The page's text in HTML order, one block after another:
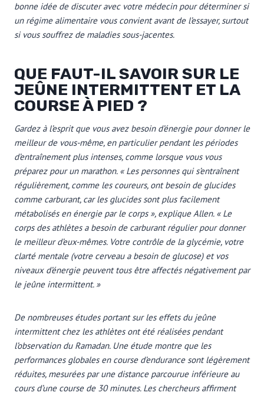
bonne idée de discuter avec votre médecin pour déterminer si
un régime alimentaire vous convient avant de l’essayer, surtout
si vous souffrez de maladies sous-jacentes.
QUE FAUT-IL SAVOIR SUR LE
JEÛNE INTERMITTENT ET LA
COURSE À PIED ?
Gardez à l’esprit que vous avez besoin d’énergie pour donner le
meilleur de vous-même, en particulier pendant les périodes
d’entraînement plus intenses, comme lorsque vous vous
préparez pour un marathon. « Les personnes qui s’entraînent
régulièrement, comme les coureurs, ont besoin de glucides
comme carburant, car les glucides sont plus facilement
métabolisés en énergie par le corps », explique Allen. « Le
corps des athlètes a besoin de carburant régulier pour donner
le meilleur d’eux-mêmes. Votre contrôle de la glycémie, votre
clarté mentale (votre cerveau a besoin de glucose) et vos
niveaux d’énergie peuvent tous être affectés négativement par
le jeûne intermittent. »
De nombreuses études portant sur les effets du jeûne
intermittent chez les athlètes ont été réalisées pendant
l’observation du Ramadan. Une étude montre que les
performances globales en course d’endurance sont légèrement
réduites, mesurées par une distance parcourue inférieure au
cours d’une course de 30 minutes. Les chercheurs affirment